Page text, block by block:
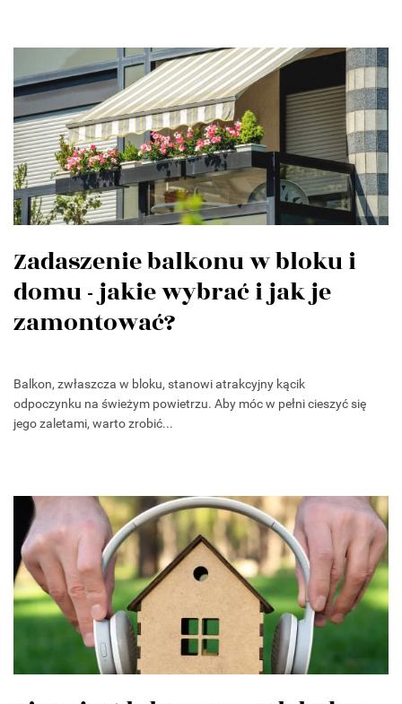
Zadaszenie balkonu w bloku i
domu - jakie wybrać i jak je
zamontować?
Balkon, zwłaszcza w bloku, stanowi atrakcyjny kącik
odpoczynku na świeżym powietrzu. Aby móc w pełni cieszyć się
jego zaletami, warto zrobić...